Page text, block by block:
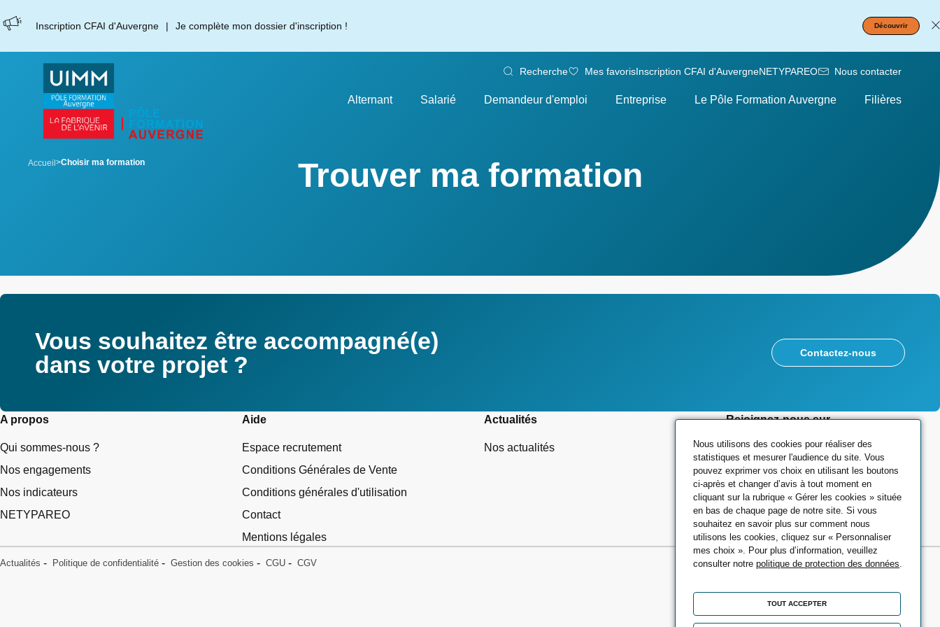
au
Inscription CFAI d'Auvergne Je complète mon dossier d'inscription ! Découvrir
Recherche Mes favorisInscription CFAI d'AuvergneNETYPAREO Nous contacter
Alternant Salarié Demandeur d'emploi Entreprise Le Pôle Formation Auvergne Filières
Accueil Choisir ma formation Trouver ma formation
Vous souhaitez être accompagné(e)
dans votre projet ?
Contactez-nous
A propos
Qui sommes-nous ?
Nos engagements
Nos indicateurs
NETYPAREO
Aide
Espace recrutement
Conditions Générales de Vente
Conditions générales d'utilisation
Contact
Mentions légales
Actualités
Nos actualités
Rejoignez-nous sur
Actualités Politique de confidentialité Gestion des cookies CGU CGV
Nous utilisons des cookies pour réaliser des
statistiques et mesurer l'audience du site. Vous
pouvez exprimer vos choix en utilisant les boutons
ci-après et changer d’avis à tout moment en
cliquant sur la rubrique « Gérer les cookies » située
en bas de chaque page de notre site. Si vous
souhaitez en savoir plus sur comment nous
utilisons les cookies, cliquez sur « Personnaliser
mes choix ». Pour plus d’information, veuillez
consulter notrepolitique de protection des données.
TOUT ACCEPTER